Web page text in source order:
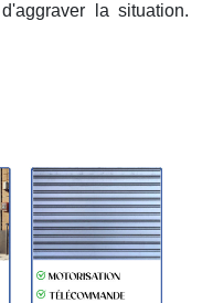
la situation.